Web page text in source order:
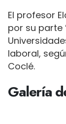
El profesor
por su parte
laboral,
Coclé.
Galería